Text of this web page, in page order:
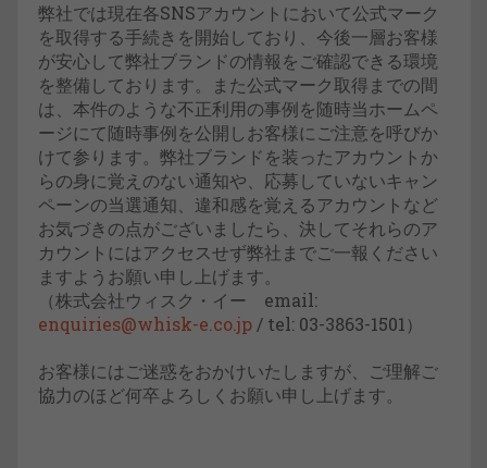
弊社では現在各SNSアカウントにおいて公式マーク
を取得する手続きを開始しており、今後一層お客様
が安心して弊社ブランドの情報をご確認できる環境
を整備しております。また公式マーク取得までの間
は、本件のような不正利用の事例を随時当ホームペ
ージにて随時事例を公開しお客様にご注意を呼びか
けて参ります。弊社ブランドを装ったアカウントか
らの身に覚えのない通知や、応募していないキャン
ペーンの当選通知、違和感を覚えるアカウントなど
お気づきの点がございましたら、決してそれらのア
カウントにはアクセスせず弊社までご一報ください
ますようお願い申し上げます。
（株式会社ウィスク・イー email:
enquiries@whisk-e.co.jp / tel: 03-3863-1501）
お客様にはご迷惑をおかけいたしますが、ご理解ご
協力のほど何卒よろしくお願い申し上げます。